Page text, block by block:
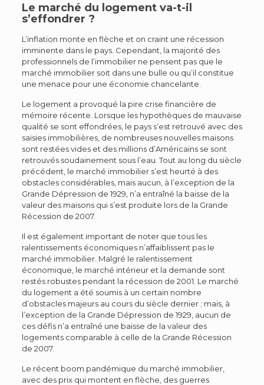
Le marché du logement va-t-il
s’effondrer ?
L’inflation monte en flèche et on craint une récession
imminente dans le pays. Cependant, la majorité des
professionnels de l’immobilier ne pensent pas que le
marché immobilier soit dans une bulle ou qu’il constitue
une menace pour une économie chancelante.
Le logement a provoqué la pire crise financière de
mémoire récente. Lorsque les hypothèques de mauvaise
qualité se sont effondrées, le pays s’est retrouvé avec des
saisies immobilières, de nombreuses nouvelles maisons
sont restées vides et des millions d’Américains se sont
retrouvés soudainement sous l’eau. Tout au long du siècle
précédent, le marché immobilier s’est heurté à des
obstacles considérables, mais aucun, à l’exception de la
Grande Dépression de 1929, n’a entraîné la baisse de la
valeur des maisons qui s’est produite lors de la Grande
Récession de 2007.
Il est également important de noter que tous les
ralentissements économiques n’affaiblissent pas le
marché immobilier. Malgré le ralentissement
économique, le marché intérieur et la demande sont
restés robustes pendant la récession de 2001. Le marché
du logement a été soumis à un certain nombre
d’obstacles majeurs au cours du siècle dernier ; mais, à
l’exception de la Grande Dépression de 1929, aucun de
ces défis n’a entraîné une baisse de la valeur des
logements comparable à celle de la Grande Récession
de 2007.
Le récent boom pandémique du marché immobilier,
avec des prix qui montent en flèche, des guerres